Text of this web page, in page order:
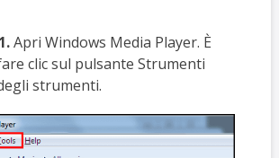
Apri Windows Media Player. È
clic sul pulsante Strumenti
strumenti.